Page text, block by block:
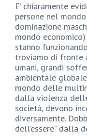
E’ chiaramente
persone nel
dominazione
mondo
stanno
troviamo di fronte
umani, grandi
ambientale
mondo delle
dalla violenza
società, devono
diversamente.
dell’essere” dalla